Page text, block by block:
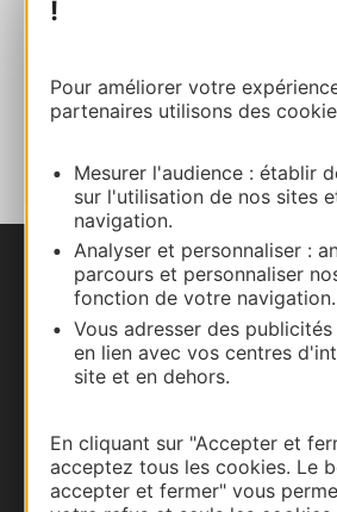
!
Pour améliorer votre
partenaires utilisons des
Mesurer l'audience : établir
sur l'utilisation de nos sites
navigation.
Analyser et personnaliser :
parcours et personnaliser
fonction de votre navigation.
Vous adresser des publicités
en lien avec vos centres
site et en dehors.
En cliquant sur "Accepter et
acceptez tous les cookies. Le
accepter et fermer" vous
AJOUTER
Nous contacter
Carte interactive